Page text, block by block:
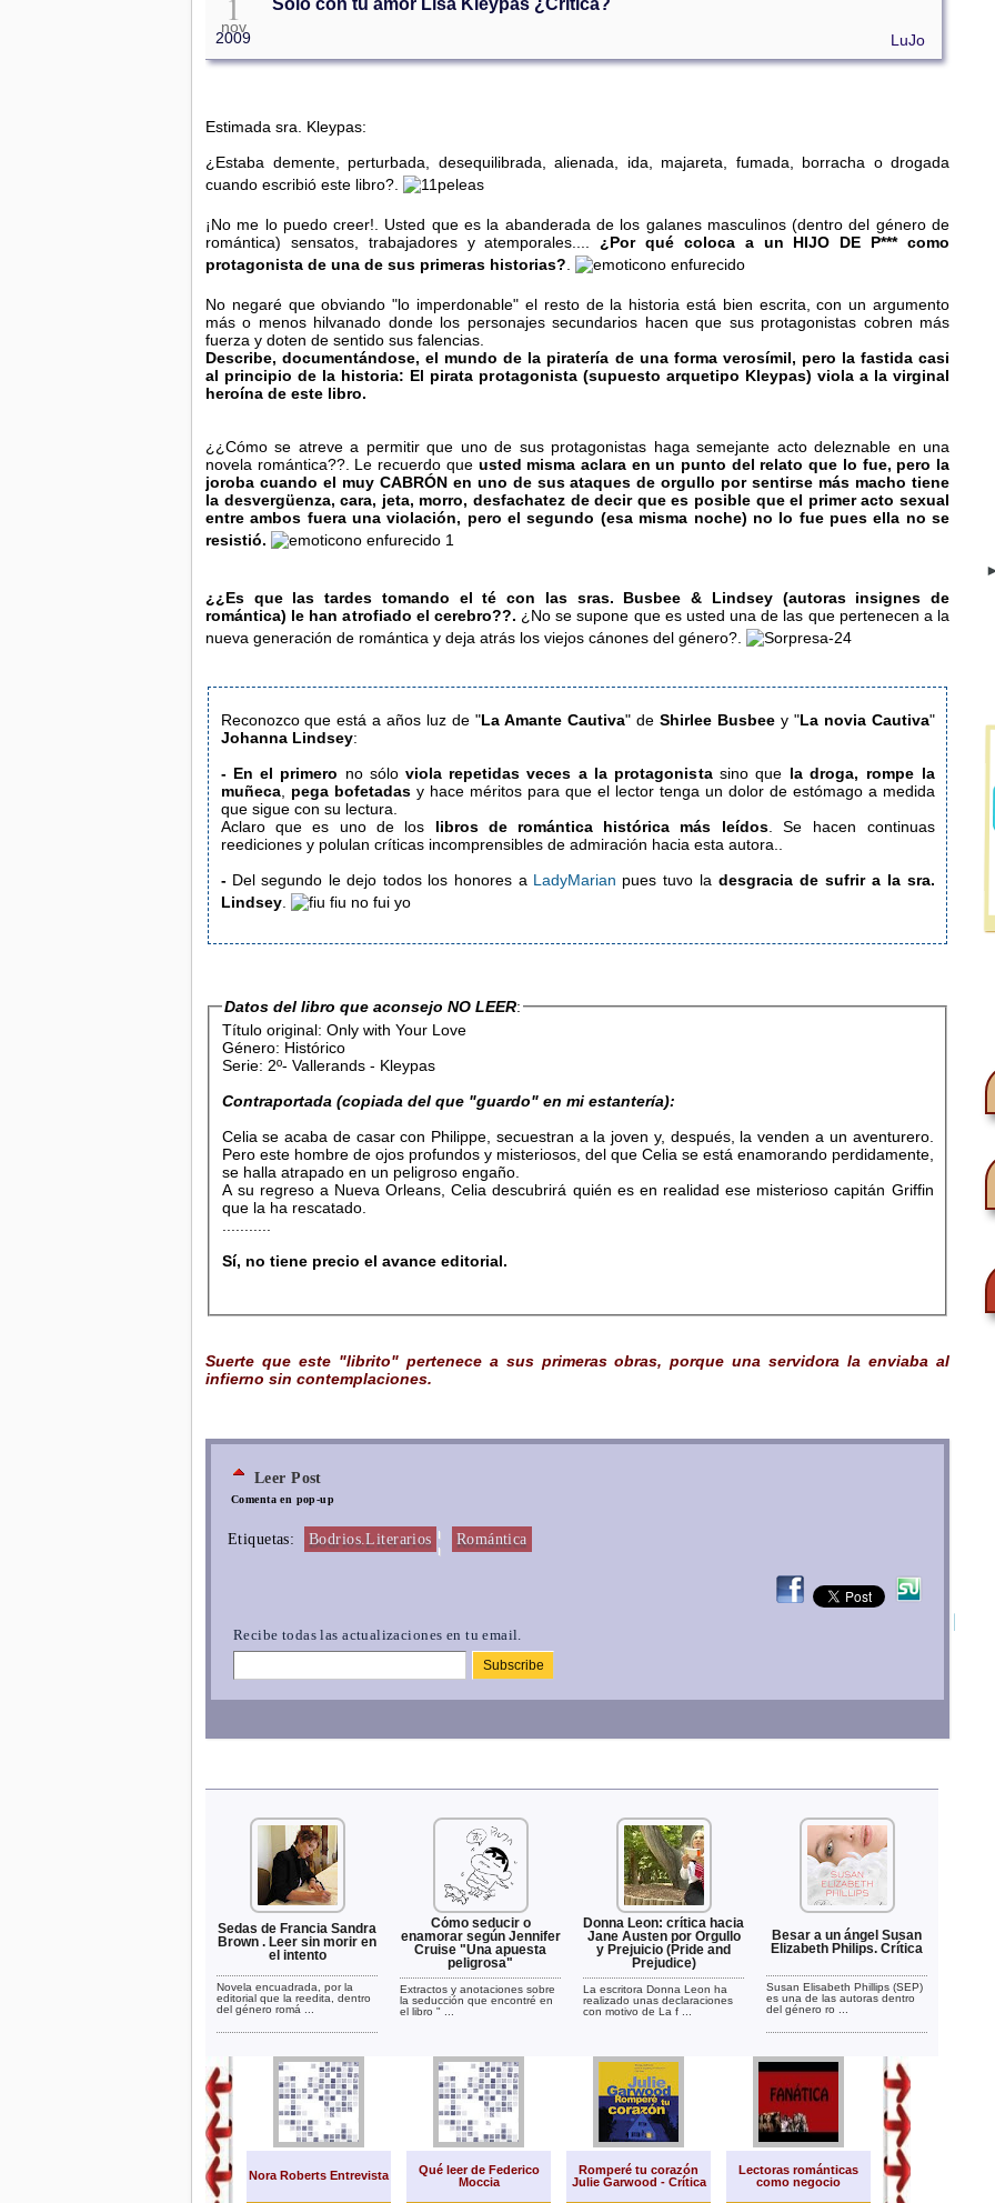
nov
2009
Sólo con tu amor Lisa Kleypas ¿Crítica?
LuJo
Estimada sra. Kleypas:
¿Estaba demente, perturbada, desequilibrada, alienada, ida, majareta, fumada, borracha o drogada
cuando escribió este libro?.
¡No me lo puedo creer!. Usted que es la abanderada de los galanes masculinos (dentro del género de
romántica) sensatos, trabajadores y atemporales.... ¿Por qué coloca a un HIJO DE P*** como
protagonista de una de sus primeras historias?
No negaré que obviando "lo imperdonable" el resto de la historia está bien escrita, con un argumento
más o menos hilvanado donde los personajes secundarios hacen que sus protagonistas cobren más
fuerza y doten de sentido sus falencias.
Describe, documentándose, el mundo de la piratería de una forma verosímil, pero la fastida casi
al principio de la historia: El pirata protagonista (supuesto arquetipo Kleypas) viola a la virginal
heroína de este libro.
¿¿Cómo se atreve a permitir que uno de sus protagonistas haga semejante acto deleznable en una
novela romántica??. Le recuerdo que usted misma aclara en un punto del relato que lo fue, pero la
joroba cuando el muy CABRÓN en uno de sus ataques de orgullo por sentirse más macho tiene
la desvergüenza, cara, jeta, morro, desfachatez de decir que es posible que el primer acto sexual
entre ambos fuera una violación, pero el segundo (esa misma noche) no lo fue pues ella no se
resistió.
¿¿Es que las tardes tomando el té con las sras. Busbee & Lindsey (autoras insignes de
romántica) le han atrofiado el cerebro??. ¿No se supone que es usted una de las que pertenecen a la
nueva generación de romántica y deja atrás los viejos cánones del género?.
Reconozco que está a años luz de "La Amante Cautiva" deShirlee Busbee y "La novia Cautiva"
Johanna Lindsey:
- En el primero no sólo viola repetidas veces a la protagonistasino que la droga, rompe la
muñeca, pega bofetadasy hace méritos para que el lector tenga un dolor de estómago a medida
que sigue con su lectura.
Aclaro que es uno de los libros de romántica histórica más leídos. Se hacen continuas
reediciones y polulan críticas incomprensibles de admiración hacia esta autora..
- Del segundo le dejo todos los honores a LadyMarian pues tuvo la desgracia de sufrir a la sra.
Lindsey.
Datos del libro que aconsejo NO LEER:
Título original: Only with Your Love
Género: Histórico
Serie: 2º- Vallerands - Kleypas
Contraportada (copiada del que "guardo" en mi estantería):
Celia se acaba de casar con Philippe, secuestran a la joven y, después, la venden a un aventurero.
Pero este hombre de ojos profundos y misteriosos, del que Celia se está enamorando perdidamente,
se halla atrapado en un peligroso engaño.
A su regreso a Nueva Orleans, Celia descubrirá quién es en realidad ese misterioso capitán Griffin
que la ha rescatado.
Sí, no tiene precio el avance editorial.
Suerte que este "librito" pertenece a sus primeras obras, porque una servidora la enviaba al
infierno sin contemplaciones.
Leer Post
Comenta en pop-up
Etiquetas: Bodrios.Literarios ¦ Romántica
Recibe todas las actualizaciones en tu email.
Sedas de Francia Sandra
Brown . Leer sin morir en
el intento
Novela encuadrada, por la
editorial que la reedita, dentro
del género romá ...
Cómo seducir o
enamorar según Jennifer
Cruise "Una apuesta
peligrosa"
Extractos y anotaciones sobre
la seducción que encontré en
el libro " ...
Donna Leon: crítica hacia
Jane Austen por Orgullo
y Prejuicio (Pride and
Prejudice)
La escritora Donna Leon ha
realizado unas declaraciones
con motivo de La f ...
Besar a un ángel Susan
Elizabeth Philips. Crítica
Susan Elisabeth Phillips (SEP)
es una de las autoras dentro
del género ro ...
Nora Roberts Entrevista
Qué leer de Federico
Moccia
Romperé tu corazón
Julie Garwood - Crítica
Lectoras románticas
como negocio
La novela
evolución y